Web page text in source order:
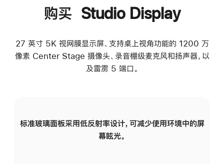
购买 Studio Display
27 英寸 5K 视网膜显示屏、支持桌上视角功能的 1200 万
像素 Center Stage 摄像头、录音棚级麦克风和扬声器，以
及雷雳 5 端口。
标准玻璃面板采用低反射率设计，可减少使用环境中的屏
幕眩光。